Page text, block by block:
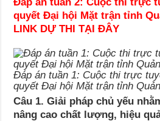
quyết Đại hội Mặt trận tỉnh
LINK DỰ THI TẠI ĐÂY
Đáp án tuần 1: Cuộc thi trực
quyết Đại hội Mặt trận tỉnh
Câu 1. Giải pháp chủ yếu
nâng cao chất lượng, hiệu